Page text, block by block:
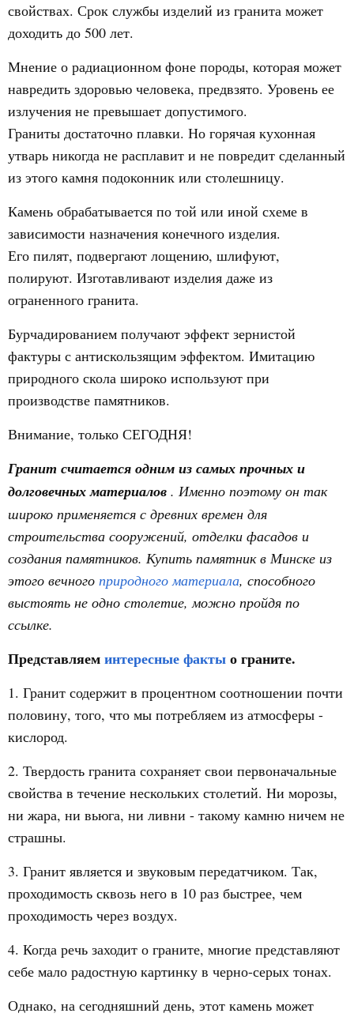
свойствах. Срок службы изделий из гранита может
доходить до 500 лет.
Мнение о радиационном фоне породы, которая может
навредить здоровью человека, предвзято. Уровень ее
излучения не превышает допустимого.
Граниты достаточно плавки. Но горячая кухонная
утварь никогда не расплавит и не повредит сделанный
из этого камня подоконник или столешницу.
Камень обрабатывается по той или иной схеме в
зависимости назначения конечного изделия.
Его пилят, подвергают лощению, шлифуют,
полируют. Изготавливают изделия даже из
ограненного гранита.
Бурчадированием получают эффект зернистой
фактуры с антискользящим эффектом. Имитацию
природного скола широко используют при
производстве памятников.
Внимание, только СЕГОДНЯ!
Гранит считается одним из самых прочных и
долговечных материалов . Именно поэтому он так
широко применяется с древних времен для
строительства сооружений, отделки фасадов и
создания памятников. Купить памятник в Минске из
этого вечного природного материала, способного
выстоять не одно столетие, можно пройдя по
ссылке.
Представляеминтересные фактыо граните.
1. Гранит содержит в процентном соотношении почти
половину, того, что мы потребляем из атмосферы -
кислород.
2. Твердость гранита сохраняет свои первоначальные
свойства в течение нескольких столетий. Ни морозы,
ни жара, ни вьюга, ни ливни - такому камню ничем не
страшны.
3. Гранит является и звуковым передатчиком. Так,
проходимость сквозь него в 10 раз быстрее, чем
проходимость через воздух.
4. Когда речь заходит о граните, многие представляют
себе мало радостную картинку в черно-серых тонах.
Однако, на сегодняшний день, этот камень может